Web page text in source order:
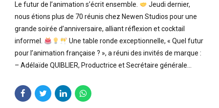
Le futur de l’animation s’écrit ensemble.
Jeudi dernier,
nous étions plus de 70 réunis chez Newen Studios pour une
grande soirée d’anniversaire, alliant réflexion et cocktail
informel.
Une table ronde exceptionnelle, « Quel futur
pour l’animation française ? », a réuni des invités de marque :
– Adélaïde QUIBLIER, Productrice et Secrétaire générale...